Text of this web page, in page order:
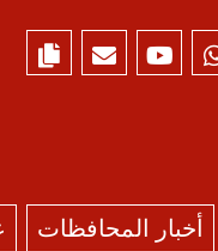
أخبار المحافظات